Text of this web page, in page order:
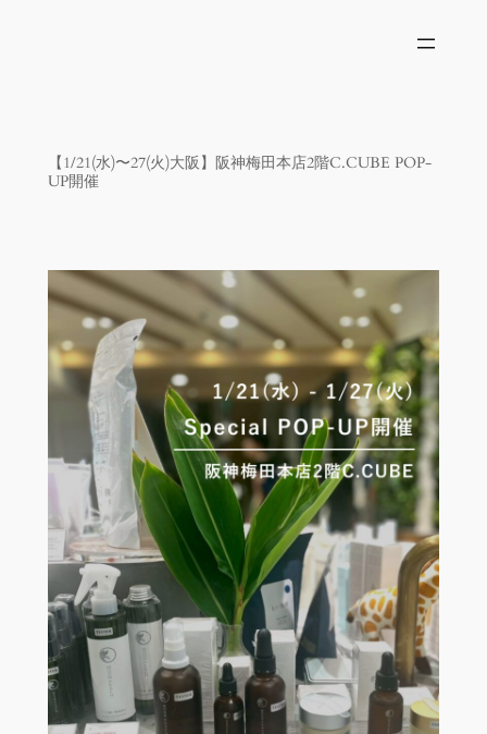
【1/21(水)〜27(火)大阪】阪神梅田本店2階C.CUBE POP-
UP開催